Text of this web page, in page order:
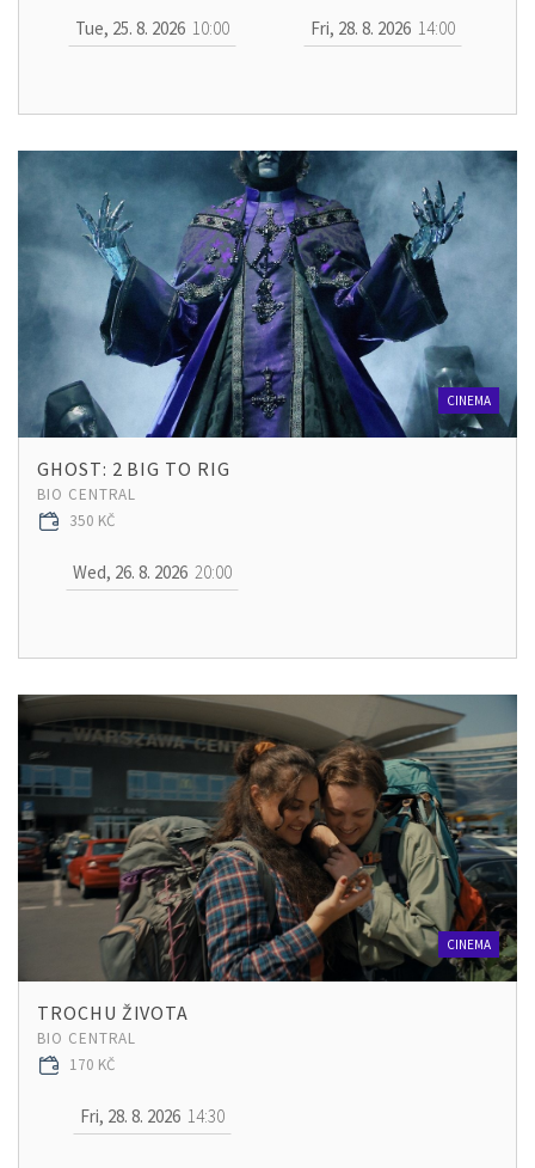
Tue, 25. 8. 2026 10:00 Fri, 28. 8. 2026 14:00
CINEMA
GHOST: 2 BIG TO RIG
BIO CENTRAL
350 KČ
Wed, 26. 8. 2026 20:00
CINEMA
TROCHU ŽIVOTA
BIO CENTRAL
170 KČ
Fri, 28. 8. 2026 14:30